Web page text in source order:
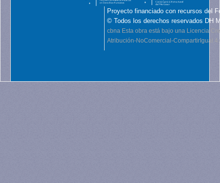
Proyecto financiado con recursos del
© Todos los derechos reservados DH
cbna Esta obra está bajo una Licencia
Atribución-NoComercial-CompartirIgual